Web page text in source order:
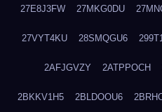
27E8J3FW 27MKG0DU
27VYT4KU 28SMQGU6
2AFJGVZY 2ATPPOCH
2BKKV1H5 2BLDOOU6